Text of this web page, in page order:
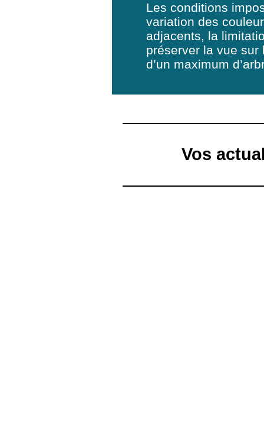
Les conditions
variation des
adjacents, la
préserver la vue
d’un maximum
Vos